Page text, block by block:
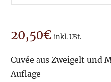
20,50€ inkl. USt.
Cuvée aus Zweigelt und
Auflage